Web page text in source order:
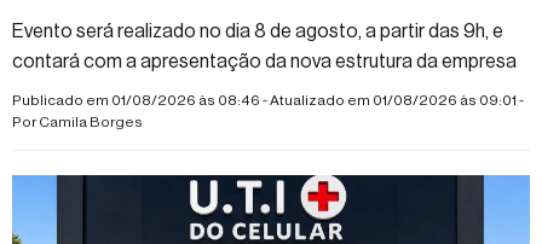
Evento será realizado no dia 8 de agosto, a partir das 9h, e
contará com a apresentação da nova estrutura da empresa
Publicado em 01/08/2026 às 08:46 - Atualizado em 01/08/2026 às 09:01 -
PorCamila Borges